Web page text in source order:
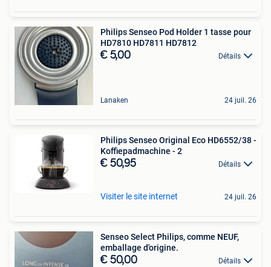
Philips Senseo Pod Holder 1 tasse pour
HD7810 HD7811 HD7812
€ 5,00 Détails
Lanaken 24 juil. 26
Philips Senseo Original Eco HD6552/38 -
Koffiepadmachine - 2
€ 50,95 Détails
Visiter le site internet 24 juil. 26
Senseo Select Philips, comme NEUF,
emballage d'origine.
€ 50,00 Détails